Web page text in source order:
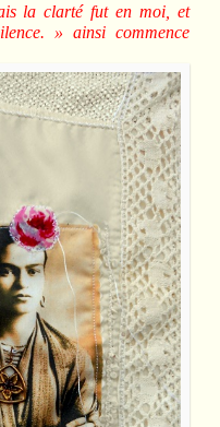
la clarté fut en moi, et
» ainsi commence